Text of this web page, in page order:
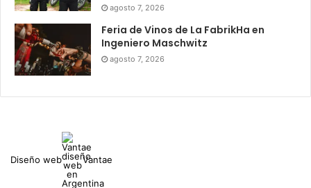
agosto 7, 2026
Feria de Vinos de La FabrikHa en
Ingeniero Maschwitz
agosto 7, 2026
Diseño web Vantae